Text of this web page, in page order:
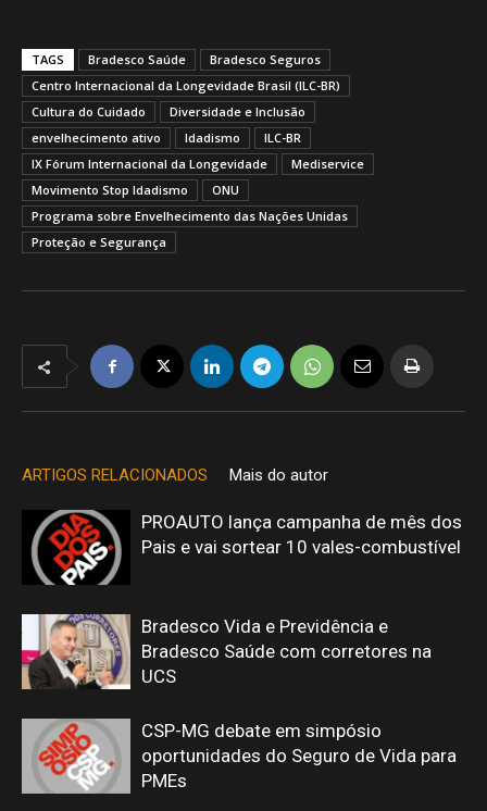
TAGS Bradesco Saúde
Bradesco Seguros
Centro Internacional da Longevidade Brasil (ILC-BR)
Cultura do Cuidado
Diversidade e Inclusão
envelhecimento ativo
Idadismo
ILC-BR
IX Fórum Internacional da Longevidade
Mediservice
Movimento Stop Idadismo
ONU
Programa sobre Envelhecimento das Nações Unidas
Proteção e Segurança
ARTIGOS RELACIONADOS Mais do autor
PROAUTO lança campanha de mês dos
Pais e vai sortear 10 vales-combustível
Bradesco Vida e Previdência e
Bradesco Saúde com corretores na
UCS
CSP-MG debate em simpósio
oportunidades do Seguro de Vida para
PMEs